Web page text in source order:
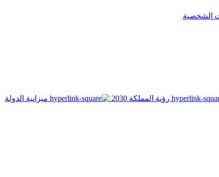
الشخصية
رؤية المملكة 2030 ميزانية الدولة